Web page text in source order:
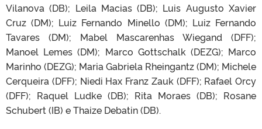
Vilanova (DB); Leila Macias (DB); Luis Augusto Xavier
Cruz (DM); Luiz Fernando Minello (DM); Luiz Fernando
Tavares (DM); Mabel Mascarenhas Wiegand (DFF);
Manoel Lemes (DM); Marco Gottschalk (DEZG); Marco
Marinho (DEZG); Maria Gabriela Rheingantz (DM); Michele
Cerqueira (DFF); Niedi Hax Franz Zauk (DFF); Rafael Orcy
(DFF); Raquel Ludke (DB); Rita Moraes (DB); Rosane
Schubert (IB) e Thaize Debatin (DB).